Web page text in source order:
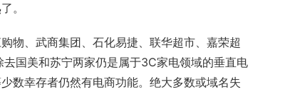
。
物、武商集团、石化易捷、联华超市、 嘉荣超
去国美和苏宁两家仍是属于3C家电领域的垂直电
数幸存者仍然有电商功能。绝大多数或域名失